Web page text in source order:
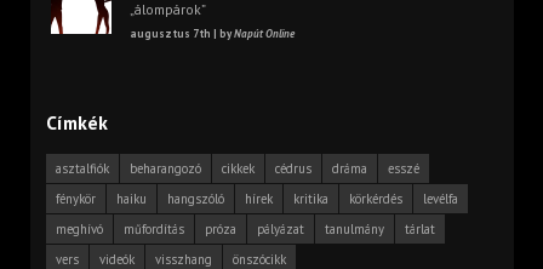
„álompárok”
augusztus 7th | byNapút Online
Címkék
asztalfiók beharangozó cikkek cédrus dráma
esszé
fénykör
haiku hangszóló hírek kritika körkérdés
levélfa
meghívó
műfordítás próza pályázat tanulmány
tárlat
vers
videók visszhang önszócikk